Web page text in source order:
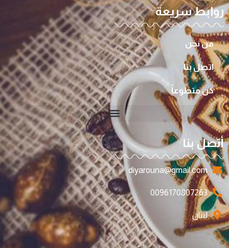
روابط سريعة
من نحن
اتصل بنا
كن متطوعاً
أتصل بنا
diyarouna@gmail.com
0096170807263
لبنان